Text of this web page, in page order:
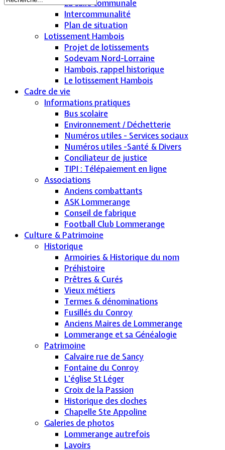
La salle communale
Intercommunalité
Plan de situation
Lotissement Hambois
Projet de lotissements
Sodevam Nord-Lorraine
Hambois, rappel historique
Le lotissement Hambois
Cadre de vie
Informations pratiques
Bus scolaire
Environnement / Déchetterie
Numéros utiles - Services sociaux
Numéros utiles -Santé & Divers
Conciliateur de justice
TIPI : Télépaiement en ligne
Associations
Anciens combattants
ASK Lommerange
Conseil de fabrique
Football Club Lommerange
Culture & Patrimoine
Historique
Armoiries & Historique du nom
Préhistoire
Prêtres & Curés
Vieux métiers
Termes & dénominations
Fusillés du Conroy
Anciens Maires de Lommerange
Lommerange et sa Généalogie
Patrimoine
Calvaire rue de Sancy
Fontaine du Conroy
L'église St Léger
Croix de la Passion
Historique des cloches
Chapelle Ste Appoline
Galeries de photos
Lommerange autrefois
Lavoirs